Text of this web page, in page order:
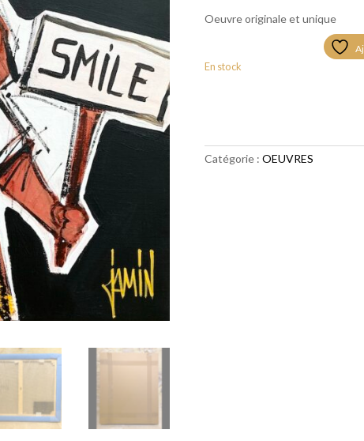
Oeuvre originale et unique
En stock
(2)
Catégorie : OEUVRES